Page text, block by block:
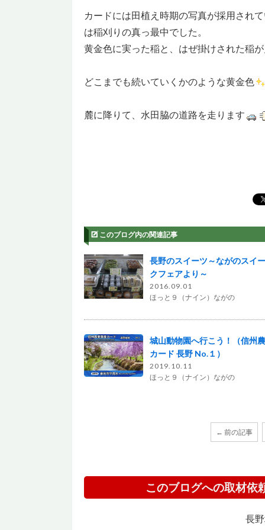
カードには田植え時期の写真が採用され
は稲刈りの真っ最中でした。
黄金色に実った稲と、はぜ掛けされた稲
どこまでも続いていくかのような黄金色
麓に降りて、水田脇の道路を走ります
このブログ内の関連記事
長野のスイーツ～ながのスイ
クフェアより～
2016.09.01
ほっと９（ナイン）ながの
城山動物園へ行こう！（信州
カード 長野 No.１）
2019.10.11
ほっと９（ナイン）ながの
← 前の記事
このブログへの取材依
長